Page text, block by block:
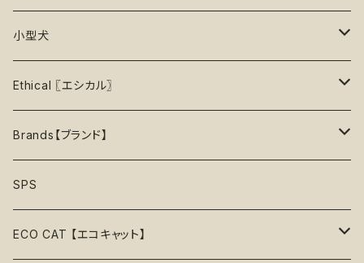
35%OFF
40%OFF
噛むおもちゃ
ロープトイ【紐】
フリスビー
音鳴るおもちゃ
音鳴らないおもちゃ
タンクトップ
セーター
アクセサリー
リボン
バンダナ
スリーブレス・ノースリーブ
リード穴付き
知育【エンリッチメント】
リックマット
おやつ型
ウォーターボウル
Brushes【ブラシ】
お洋服
首輪
ハーネス
おもちゃ
お洋服
首輪
ハーネス
小型犬
おもちゃ
お洋服
首輪
ハーネス
Ethical 〖エシカル〗
Sustainable〖サスティナブル〗
Organic〖オーガニック〗
Vegan〖ヴィーガン〗
Brands【ブランド】
Alqo Wasi
Animals in Charge
SPS
ECO CAT 【エコキャット】